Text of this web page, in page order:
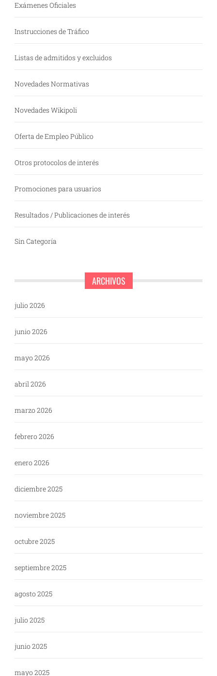
Exámenes Oficiales
Instrucciones de Tráfico
Listas de admitidos y excluidos
Novedades Normativas
Novedades Wikipoli
Oferta de Empleo Público
Otros protocolos de interés
Promociones para usuarios
Resultados / Publicaciones de interés
Sin Categoría
ARCHIVOS
julio 2026
junio 2026
mayo 2026
abril 2026
marzo 2026
febrero 2026
enero 2026
diciembre 2025
noviembre 2025
octubre 2025
septiembre 2025
agosto 2025
julio 2025
junio 2025
mayo 2025